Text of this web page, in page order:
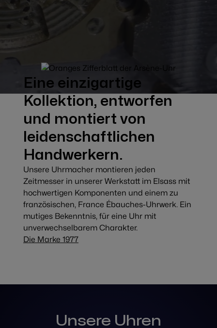
Eine einzigartige
Kollektion, entworfen
und montiert von
leidenschaftlichen
Handwerkern.
Unsere Uhrmacher montieren jeden
Zeitmesser in unserer Werkstatt im Elsass mit
hochwertigen Komponenten und einem zu
französischen, France Ébauches-Uhrwerk. Ein
mutiges Bekenntnis, für eine Uhr mit
unverwechselbarem Charakter.
Die Marke 1977
Unsere Uhren